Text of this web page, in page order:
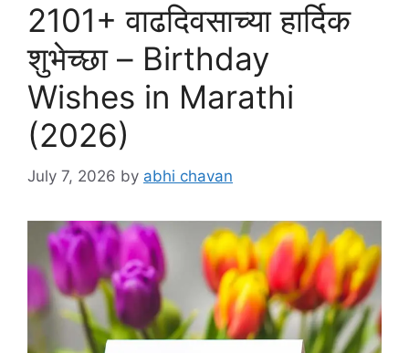
2101+ वाढदिवसाच्या हार्दिक
शुभेच्छा – Birthday
Wishes in Marathi
(2026)
July 7, 2026 by abhi chavan